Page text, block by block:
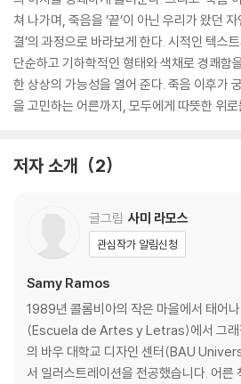
쳐 나가며, 죽음을 ’끝’이 아닌 우리가 왔던
결’의 과정으로 바라보게 한다. 시적인 텍스
단순하고 기하학적인 형태와 색채로 경쾌함
한 상상의 가능성을 열어 준다. 죽음 이후가
을 고민하는 어른까지, 모두에게 따뜻한 위
저자 소개 2
글그림 사미 라모스
관심작가 알림신청
Samy Ramos
1989년 콜롬비아의 작은 마을에서 태어
(Escuela de Artes y Letras)에서 그래
의 바우 대학교 디자인 센터(BAU
서 일러스트레이션을 전공했습니다. 어른